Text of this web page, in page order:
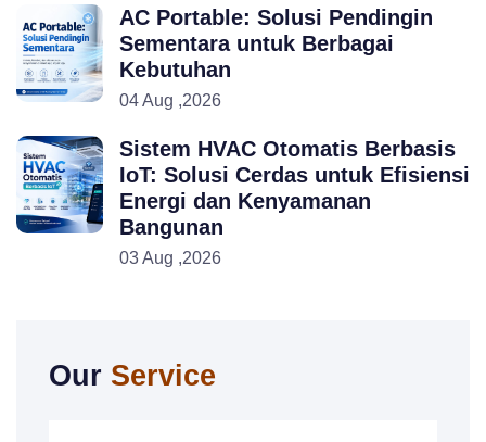
AC Portable: Solusi Pendingin
Sementara untuk Berbagai
Kebutuhan
04 Aug ,2026
Sistem HVAC Otomatis Berbasis
IoT: Solusi Cerdas untuk Efisiensi
Energi dan Kenyamanan
Bangunan
03 Aug ,2026
Our Service